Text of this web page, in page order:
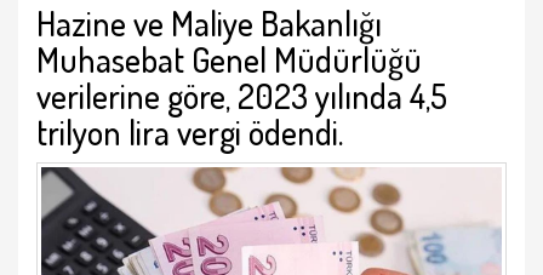
Hazine ve Maliye Bakanlığı
Muhasebat Genel Müdürlüğü
verilerine göre, 2023 yılında 4,5
trilyon lira vergi ödendi.